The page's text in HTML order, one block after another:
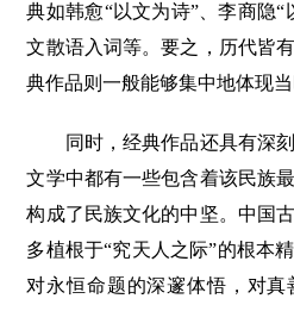
典如韩愈“以文为诗”、李商隐
文散语入词等。要之，历代皆
典作品则一般能够集中地体现当
同时，经典作品还具有深刻
文学中都有一些包含着该民族
构成了民族文化的中坚。中国
多植根于“究天人之际”的根本
对永恒命题的深邃体悟，对